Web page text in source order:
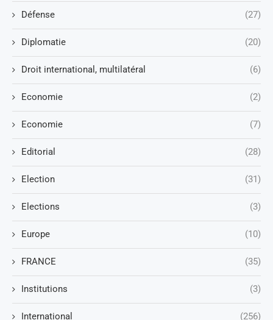
Défense (27)
Diplomatie (20)
Droit international, multilatéral (6)
Economie (2)
Economie (7)
Editorial (28)
Election (31)
Elections (3)
Europe (10)
FRANCE (35)
Institutions (3)
International (256)